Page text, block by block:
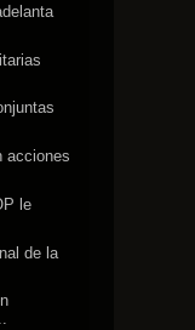
acciones
le
de la